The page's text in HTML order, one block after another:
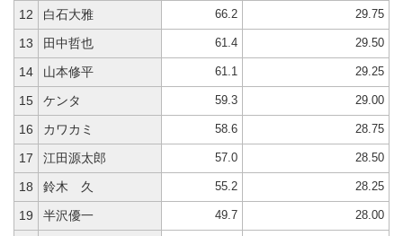
12 白石大雅 66.2 29.75
13 田中哲也 61.4 29.50
14 山本修平 61.1 29.25
15 ケンタ 59.3 29.00
16 カワカミ 58.6 28.75
17 江田源太郎 57.0 28.50
18 鈴木 久 55.2 28.25
19 半沢優一 49.7 28.00